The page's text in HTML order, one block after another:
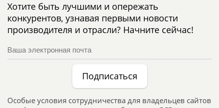
Хотите быть лучшими и опережать
конкурентов, узнавая первыми новости
производителя и отрасли? Начните сейчас!
Подписаться
Особые условия сотрудничества для владельцев сайтов